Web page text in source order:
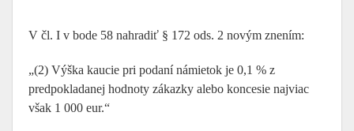
V čl. I v bode 58 nahradiť § 172 ods. 2 novým znením:
„(2) Výška kaucie pri podaní námietok je 0,1 % z
predpokladanej hodnoty zákazky alebo koncesie najviac
však 1 000 eur.“